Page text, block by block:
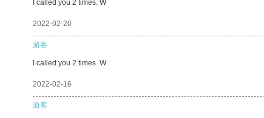
I called you 2 times. W
2022-02-20
游客
I called you 2 times. W
2022-02-16
游客